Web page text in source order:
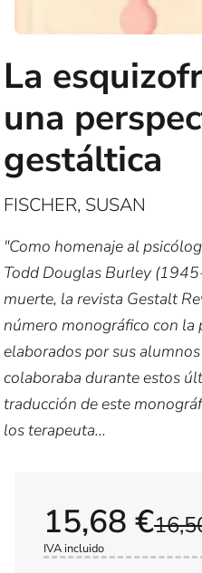
La
una
gestáltica
FISCHER, SUSAN
"Como homenaje al
Todd Douglas Burley
muerte, la revista Gestalt
número monográfico con la
elaborados por sus
colaboraba durante estos
traducción de este
los terapeuta...
15,68 €
IVA incluido